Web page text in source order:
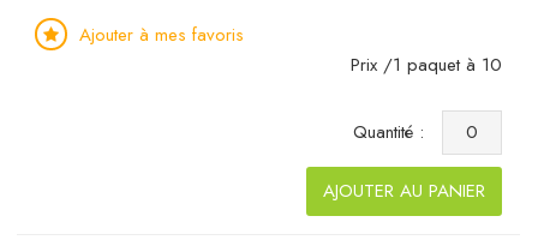
Ajouter à mes favoris
Prix /1 paquet à 10
Quantité :
AJOUTER AU PANIER